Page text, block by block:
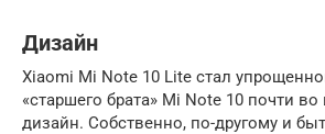
Дизайн
Xiaomi Mi Note 10 Lite стал
«старшего брата» Mi Note 10 почти
дизайн. Собственно, по-другому и